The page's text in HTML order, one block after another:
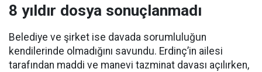
8 yıldır dosya sonuçlanmadı
Belediye ve şirket ise davada sorumluluğun
kendilerinde olmadığını savundu. Erdinç’in ailesi
tarafından maddi ve manevi tazminat davası açılırken,